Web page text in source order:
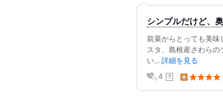
シンプルだけど、
前菜からとっても美
スタ、島根産さわら
い... 詳細を見る
4 ？